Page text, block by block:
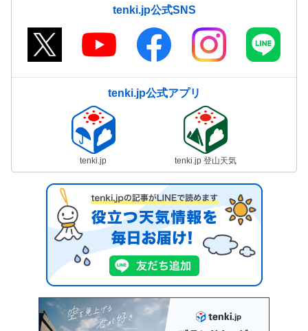
tenki.jp公式SNS
tenki.jp公式アプリ
tenki.jp tenki.jp 登山天気